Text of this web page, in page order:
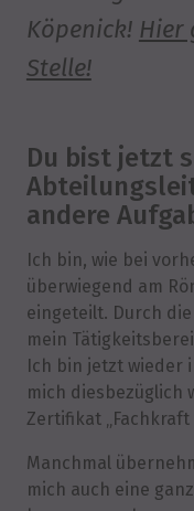
Köpenick! Hier
Stelle!
Du bist jetzt
andere
Ich bin, wie bei
überwiegend am
eingeteilt. Durch
mein
Ich bin jetzt wieder
mich diesbezüglich
Zertifikat
Manchmal
mich auch eine